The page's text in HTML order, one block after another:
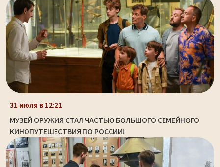
31 июля в 12:21
МУЗЕЙ ОРУЖИЯ СТАЛ ЧАСТЬЮ БОЛЬШОГО СЕМЕЙНОГО
КИНОПУТЕШЕСТВИЯ ПО РОССИИ!